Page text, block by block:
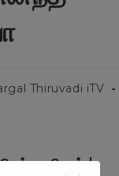
Thiruvadi iTV
ஸ்வாமிகள் |